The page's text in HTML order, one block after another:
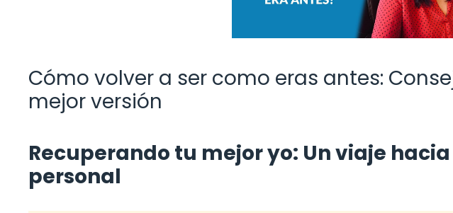
Cómo volver a ser como eras antes:
mejor versión
Recuperando tu mejor yo: Un viaje
personal